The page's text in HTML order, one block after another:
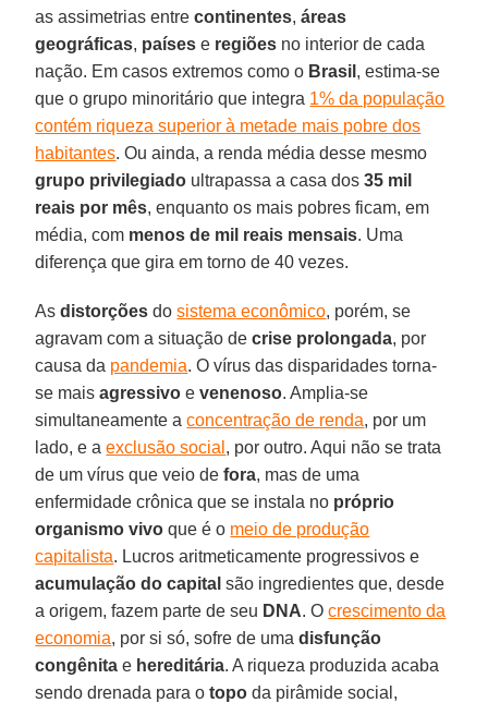
as assimetrias entrecontinentes,áreas
geográficas, países e regiões no interior de cada
nação. Em casos extremos como o Brasil , estima-se
que o grupo minoritário que integra 1% da população
contém riqueza superior à metade mais pobre dos
habitantes. Ou ainda, a renda média desse mesmo
grupo privilegiado ultrapassa a casa dos35 mil
reais por mês, enquanto os mais pobres ficam, em
média, com menos de mil reais mensais. Uma
diferença que gira em torno de 40 vezes.
Asdistorções dosistema econômico, porém, se
agravam com a situação decrise prolongada, por
causa da pandemia. O vírus das disparidades torna-
se maisagressivo evenenoso. Amplia-se
simultaneamente aconcentração de renda, por um
lado, e aexclusão social , por outro. Aqui não se trata
de um vírus que veio defora, mas de uma
enfermidade crônica que se instala no próprio
organismo vivo que é o meio de produção
capitalista. Lucros aritmeticamente progressivos e
acumulação do capital são ingredientes que, desde
a origem, fazem parte de seu DNA. Ocrescimento da
economia, por si só, sofre de umadisfunção
congênita e hereditária. A riqueza produzida acaba
sendo drenada para otopo da pirâmide social,